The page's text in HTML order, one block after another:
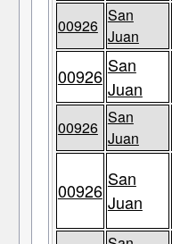
00926
San
Juan
00926 San
Juan
00926
San
Juan
00926
San
Juan